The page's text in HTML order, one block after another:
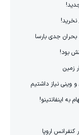
نخرید!
جدی بارسا
بود!
زمین
وینی نیاز داشتیم
به اینفانتینو!
اروپا